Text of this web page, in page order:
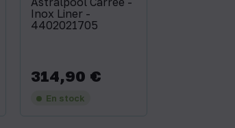
Inox Liner -
4402021705
Prix
314,90 €
En stock